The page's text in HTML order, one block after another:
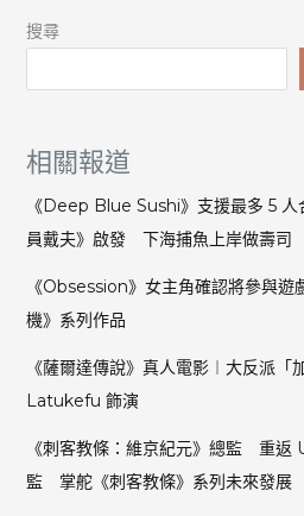
擊、
移
Chris
持
西
洋
對
抗
屍
搜尋
相關報道
《Deep Blue Sushi》支援最多 5
員戴夫》啟發 下海捕魚上岸做壽司
《Obsession》女主角確認將參與
機》系列作品
《薩爾達傳說》真人電影︱大反派「
Latukefu 飾演
《刺客教條：維京紀元》總監 重
監 掌舵《刺客教條》系列未來發展